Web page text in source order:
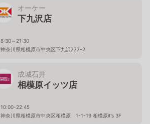
オーケー
下九沢店
8:30～21:30
神奈川県相模原市中央区下九沢777-2
成城石井
相模原イッツ店
10:00-22:45
神奈川県相模原市中央区相模原 1-1-19 相模原it’s 3F